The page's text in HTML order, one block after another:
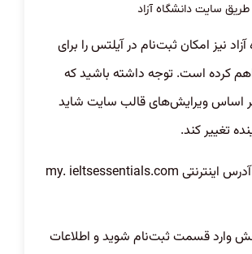
سایت دانشگاه آزاد
نیز امکان ثبت‌نام در آیلتس را برای
کرده است. توجه داشته باشید که
اساس ویرایش‌های قالب سایت شاید
تغییر کند.
آدرس اینترنتی my. ieltsessentials.com
وارد قسمت ثبت‌نام شوید و اطلاعات